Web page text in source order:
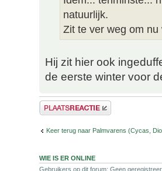
natuurlijk.
Zit te ver weg om
Hij zit hier ook
de eerste winter voor
Plaats een reactie
Keer terug naar Palmvarens (Cycas,
WIE IS ER ONLINE
Gebruikers op dit forum: Geen